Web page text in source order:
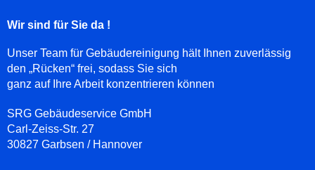
Wir sind für Sie da !
Unser Team für Gebäudereinigung hält Ihnen zuverlässig
den „Rücken“ frei, sodass Sie sich
ganz auf Ihre Arbeit konzentrieren können
SRG Gebäudeservice GmbH
Carl-Zeiss-Str. 27
30827 Garbsen / Hannover